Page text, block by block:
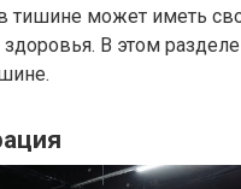
тишине может иметь
В этом